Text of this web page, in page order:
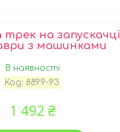
трек на запускачці
з машинками
В наявності
Код: 8899-93
1 492 ₴